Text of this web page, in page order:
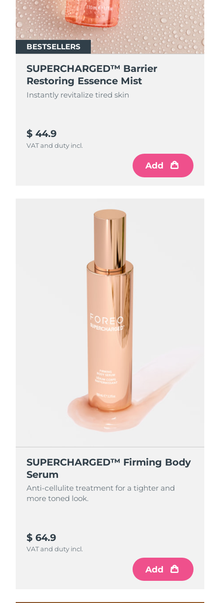
BESTSELLERS
SUPERCHARGED™ Barrier
Restoring Essence Mist
Instantly revitalize tired skin
$ 44.9
VAT and duty incl.
Add
SUPERCHARGED™ Firming Body
Serum
Anti-cellulite treatment for a tighter and
more toned look.
$ 64.9
VAT and duty incl.
Add